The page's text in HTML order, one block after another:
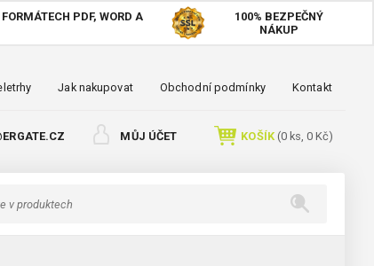
PDF, WORD A
100% BEZPEČNÝ
NÁKUP
Jak nakupovat Obchodní podmínky Kontakt
MŮJ ÚČET KOŠÍK(0ks, 0 Kč)